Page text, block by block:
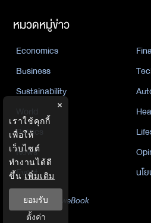
หมวดหมู่ข่าว
Economics
Business
Sustainability
Politics
News
Event
นโ
นิยาย by KaweBook
×
เราใช้คุกกี้
เพื่อให้
เว็บไซต์
ทำงานได้ดี
ขึ้น เพิ่มเติม
ยอมรับ
ตั้งค่า